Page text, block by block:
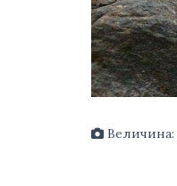
Величина: